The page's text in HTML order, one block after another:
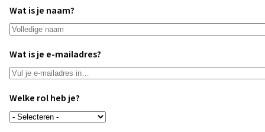
Wat is je naam?
Wat is je e-mailadres?
Welke rol heb je?